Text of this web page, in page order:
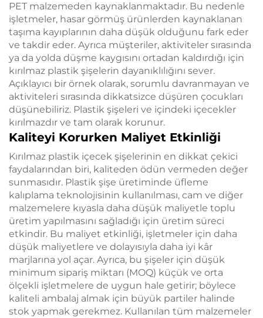
PET malzemeden kaynaklanmaktadır. Bu nedenle
işletmeler, hasar görmüş ürünlerden kaynaklanan
taşıma kayıplarının daha düşük olduğunu fark eder
ve takdir eder. Ayrıca müşteriler, aktiviteler sırasında
ya da yolda düşme kaygısını ortadan kaldırdığı için
kırılmaz plastik şişelerin dayanıklılığını sever.
Açıklayıcı bir örnek olarak, sorumlu davranmayan ve
aktiviteleri sırasında dikkatsizce düşüren çocukları
düşünebiliriz. Plastik şişeleri ve içindeki içecekler
kırılmazdır ve tam olarak korunur.
Kaliteyi Korurken Maliyet Etkinliği
Kırılmaz plastik içecek şişelerinin en dikkat çekici
faydalarından biri, kaliteden ödün vermeden değer
sunmasıdır. Plastik şişe üretiminde üfleme
kalıplama teknolojisinin kullanılması, cam ve diğer
malzemelere kıyasla daha düşük maliyetle toplu
üretim yapılmasını sağladığı için üretim süreci
etkindir. Bu maliyet etkinliği, işletmeler için daha
düşük maliyetlere ve dolayısıyla daha iyi kâr
marjlarına yol açar. Ayrıca, bu şişeler için düşük
minimum sipariş miktarı (MOQ) küçük ve orta
ölçekli işletmelere de uygun hale getirir; böylece
kaliteli ambalaj almak için büyük partiler halinde
stok yapmak gerekmez. Kullanılan tüm malzemeler